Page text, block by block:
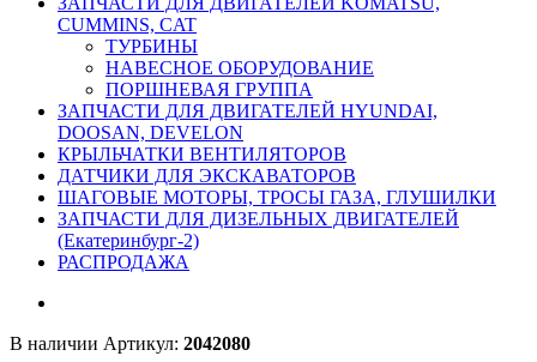
CUMMINS, CAT
ТУРБИНЫ
НАВЕСНОЕ ОБОРУДОВАНИЕ
ПОРШНЕВАЯ ГРУППА
ЗАПЧАСТИ ДЛЯ ДВИГАТЕЛЕЙ HYUNDAI,
DOOSAN, DEVELON
КРЫЛЬЧАТКИ ВЕНТИЛЯТОРОВ
ДАТЧИКИ ДЛЯ ЭКСКАВАТОРОВ
ШАГОВЫЕ МОТОРЫ, ТРОСЫ ГАЗА, ГЛУШИЛКИ
ЗАПЧАСТИ ДЛЯ ДИЗЕЛЬНЫХ ДВИГАТЕЛЕЙ
(Екатеринбург-2)
РАСПРОДАЖА
В наличии Артикул: 2042080